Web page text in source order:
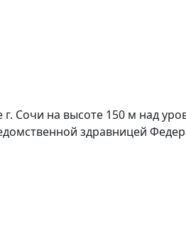
Сочи на высоте 150 м над
здравницей